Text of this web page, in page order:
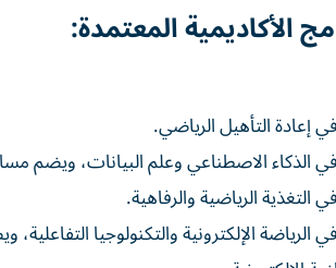
الأكاديمية المعتمدة:
إعادة التأهيل الرياضي.
الذكاء الاصطناعي وعلم البيانات، ويضم
التغذية الرياضية والرفاهية.
الرياضة الإلكترونية والتكنولوجيا